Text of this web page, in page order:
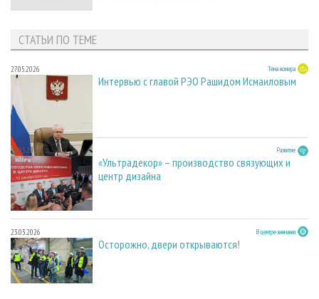
СТАТЬИ ПО ТЕМЕ
27.05.2026 Тема номера
Интервью с главой РЭО Рашидом Исмаиловым
23.03.2026 Развитие
«Ультрадекор» – производство связующих и
центр дизайна
23.03.2026 В центре внимания
Осторожно, двери открываются!